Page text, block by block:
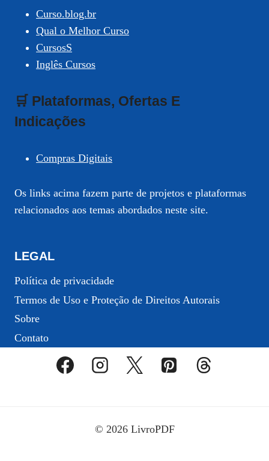
Curso.blog.br
Qual o Melhor Curso
CursosS
Inglês Cursos
🛒 Plataformas, Ofertas E
Indicações
Compras Digitais
Os links acima fazem parte de projetos e plataformas
relacionados aos temas abordados neste site.
LEGAL
Política de privacidade
Termos de Uso e Proteção de Direitos Autorais
Sobre
Contato
© 2026 LivroPDF